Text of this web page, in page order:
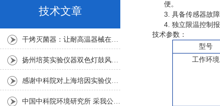
便。
3. 具备传感器故
4. 独立限温控制
技术参数：
型号
工作环境
技术文章
干烤灭菌器：让耐高温器械在无水高温中重获无菌新生
扬州培英实验仪器双色灯鼓风干燥箱
感谢中科院对上海培因实验仪器的认可
中国中科院环境研究所 采我公司仪器300L人工气候箱 实验效果获高度评价